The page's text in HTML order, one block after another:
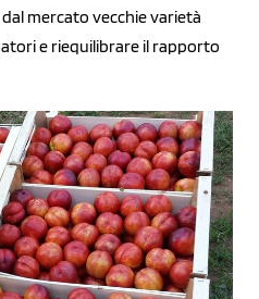
mercato vecchie varietà
e riequilibrare il rapporto